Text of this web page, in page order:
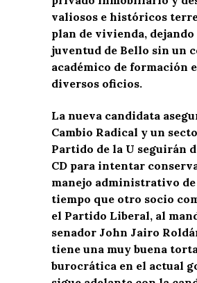
valiosos e históricos
plan de vivienda, dejando
juventud de Bello sin un
académico de formación
diversos oficios.
La nueva candidata
Cambio Radical y un
Partido de la U seguirán
CD para intentar
manejo administrativo
tiempo que otro socio
el Partido Liberal, al
senador John Jairo
tiene una muy buena torta
burocrática en el actual